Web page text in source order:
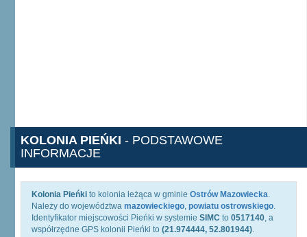
KOLONIA PIEŃKI - PODSTAWOWE
INFORMACJE
Kolonia Pieńki to kolonia leżąca w gminie Ostrów Mazowiecka.
Należy do województwa mazowieckiego, powiatu ostrowskiego.
Identyfikator miejscowości Pieńki w systemie SIMC to 0517140, a
współrzędne GPS kolonii Pieńki to (21.974444, 52.801944).